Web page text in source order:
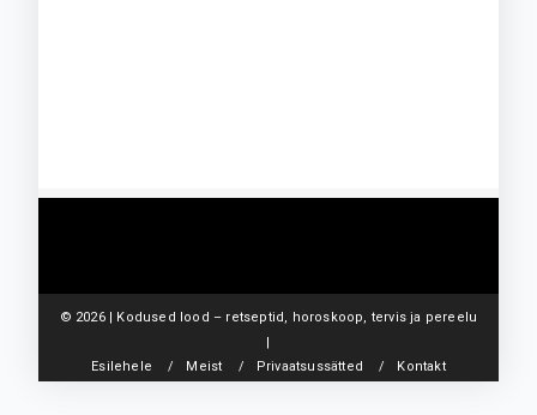
© 2026 | Kodused lood – retseptid, horoskoop, tervis ja pereelu
Esilehele
Meist Privaatsussätted Kontakt